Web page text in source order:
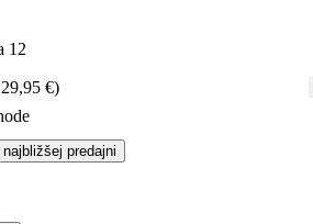
12
€)
predajni